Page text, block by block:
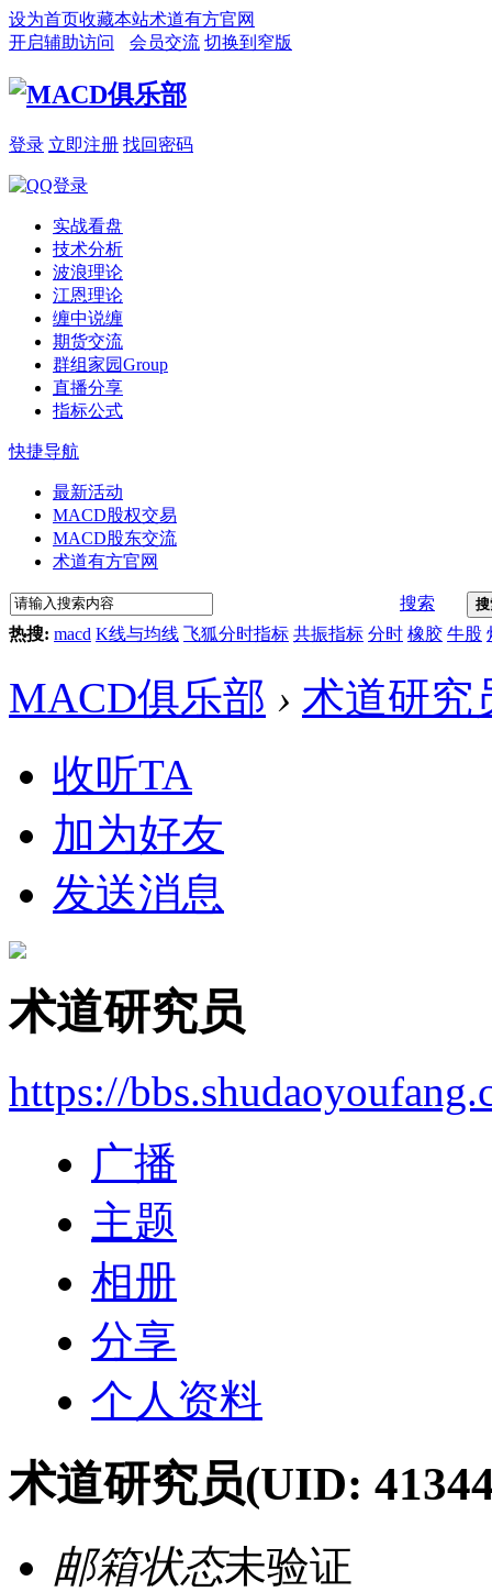
设为首页收藏本站术道有方官网
开启辅助访问
会员交流 切换到窄版
登录 立即注册 找回密码
实战看盘
技术分析
波浪理论
江恩理论
缠中说缠
期货交流
群组家园Group
直播分享
指标公式
快捷导航
最新活动
MACD股权交易
MACD股东交流
术道有方官网
搜索
热搜: macd K线与均线 飞狐分时指标 共振指标 分时 橡胶 牛股
MACD俱乐部 › 术道研究
收听TA
加为好友
发送消息
术道研究员
https://
广播
主题
相册
分享
个人资料
术道研究员(UID:
邮箱状态未验证